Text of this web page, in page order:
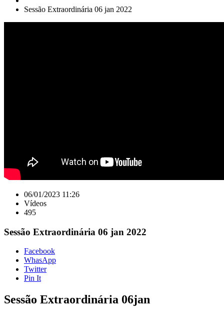
Sessão Extraordinária 06 jan 2022
06/01/2023 11:26
Vídeos
495
Sessão Extraordinária 06 jan 2022
Facebook
WhasApp
Twitter
Pin It
Sessão Extraordinária 06jan